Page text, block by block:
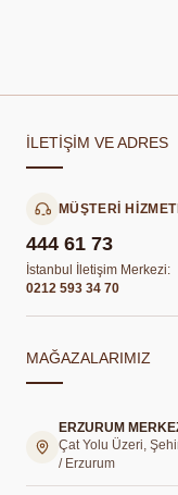
İLETİŞİM VE ADRES
MÜŞTERİ
444 61 73
İstanbul İletişim Merkezi:
0212 593 34 70
MAĞAZALARIMIZ
ERZURUM
Çat Yolu Üzeri,
/ Erzurum